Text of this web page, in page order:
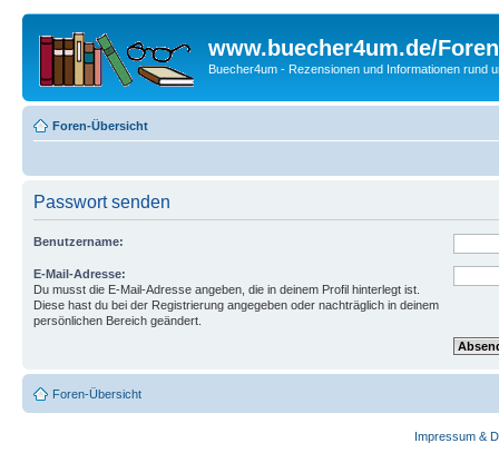
www.buecher4um.de/Foren
Buecher4um - Rezensionen und Informationen rund
Foren-Übersicht
Passwort senden
Benutzername:
E-Mail-Adresse:
Du musst die E-Mail-Adresse angeben, die in deinem Profil hinterlegt ist.
Diese hast du bei der Registrierung angegeben oder nachträglich in deinem
persönlichen Bereich geändert.
Foren-Übersicht
Impressum &